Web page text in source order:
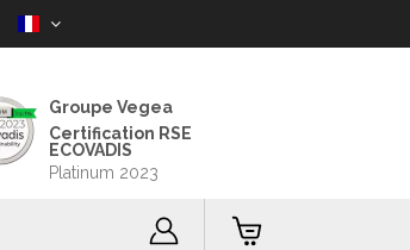
Groupe Vegea
Certification RSE
ECOVADIS
Platinum 2023